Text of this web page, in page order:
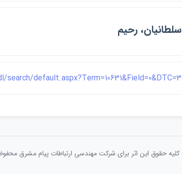
سلطانيان، رحيم
default.aspx?Term=10631&Field=0&DTC=3
کلیه حقوق این اثر برای شرکت مهندسی ارتباطات پيام مشرق